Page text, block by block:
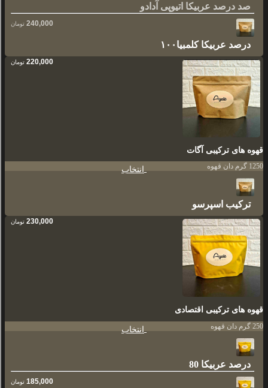
صد درصد عربیکا اتیوپی آدادو
240,000 تومان
۱۰۰درصد عربیکا کلمبیا
220,000 تومان
قهوه های ترکیبی آگات
1250 گرم دان قهوه انتخاب
ترکیب اسپرسو
230,000 تومان
قهوه های ترکیبی اقتصادی
250 گرم دان قهوه انتخاب
80 درصد عربیکا
185,000 تومان